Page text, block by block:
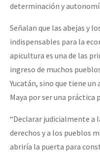
determinación y
Señalan que las abejas y
indispensables para la
apicultura es una de las
ingreso de muchos
Yucatán, sino que tiene
Maya por ser una práctica
“Declarar judicialmente a
derechos y a los pueblos
abriría la puerta para